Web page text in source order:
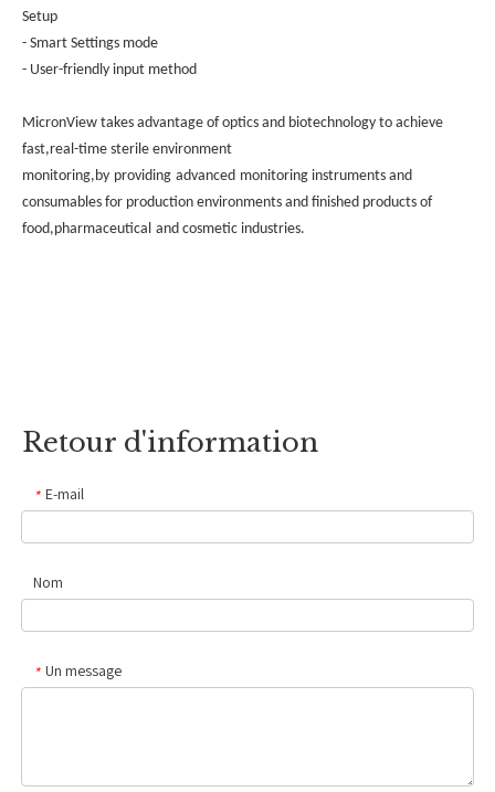
Setup
- Smart Settings mode
- User-friendly input method
MicronView takes advantage of optics and biotechnology to achieve
fast,real-time sterile environment
monitoring,by providing advanced monitoring instruments and
consumables for production environments and finished products of
food,pharmaceutical and cosmetic industries.
Retour d'information
* E-mail
Nom
* Un message